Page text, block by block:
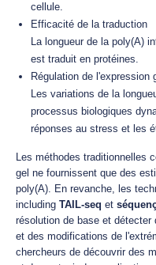
cellule.
Efficacité de la traduction
La longueur de la poly(A)
est traduit en protéines.
Régulation de l'expression
Les variations de la
processus biologiques
réponses au stress et les
Les méthodes traditionnelles
gel ne fournissent que des
poly(A). En revanche, les
including TAIL-seq et
résolution de base et
et des modifications de
chercheurs de découvrir des